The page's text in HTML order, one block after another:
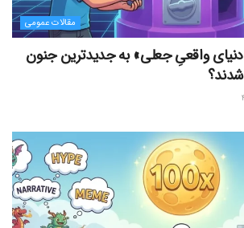
مقالات عمومی
واقعیِ جعلی» به جدیدترین جنون